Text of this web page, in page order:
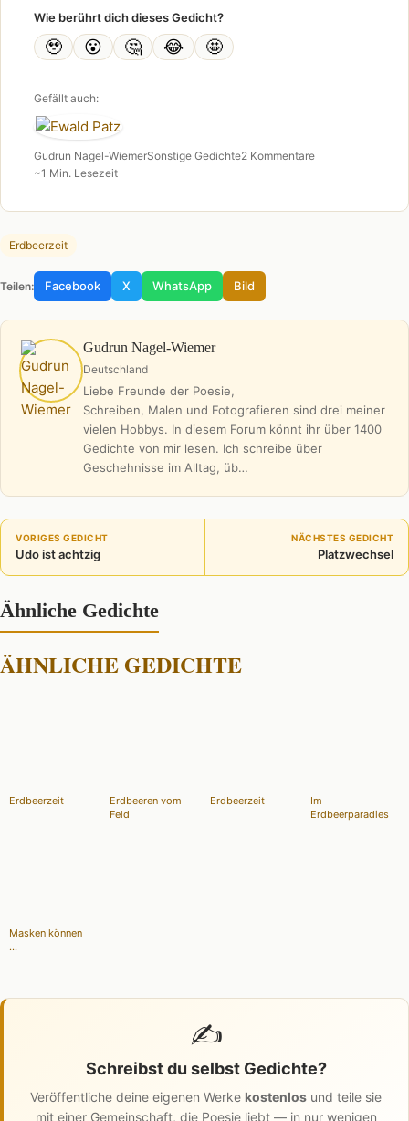
Wie berührt dich dieses Gedicht?
🥹 😮 🤔 😂 🤩
Gefällt auch:
Gudrun Nagel-WiemerSonstige Gedichte2 Kommentare
~1 Min. Lesezeit
Erdbeerzeit
Teilen: Facebook X WhatsApp Bild
Gudrun Nagel-Wiemer
Deutschland
Liebe Freunde der Poesie,
Schreiben, Malen und Fotografieren sind drei meiner
vielen Hobbys. In diesem Forum könnt ihr über 1400
Gedichte von mir lesen. Ich schreibe über
Geschehnisse im Alltag, üb…
VORIGES GEDICHT
Udo ist achtzig
NÄCHSTES GEDICHT
Platzwechsel
Ähnliche Gedichte
ÄHNLICHE GEDICHTE
Erdbeerzeit
Erdbeeren vom
Feld
Erdbeerzeit
Im
Erdbeerparadies
Masken können
...
✍️
Schreibst du selbst Gedichte?
Veröffentliche deine eigenen Werke kostenlos und teile sie
mit einer Gemeinschaft, die Poesie liebt — in nur wenigen